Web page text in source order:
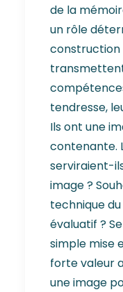
de la
un rôle
construction
tendresse,
Ils ont une
contenante.
serviraient-
image ?
technique
évaluatif ?
simple mise
forte valeur
une image